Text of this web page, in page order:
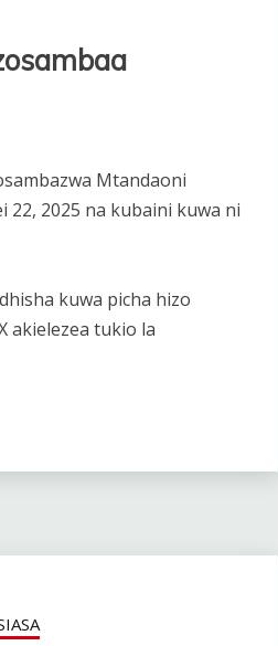
Mtandaoni
22, 2025 na kubaini kuwa ni
kuwa picha hizo
akielezea tukio la